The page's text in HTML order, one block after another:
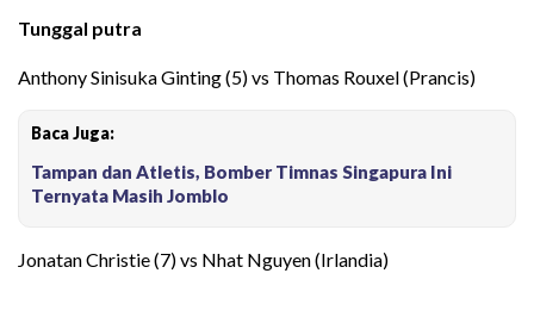
Tunggal putra
Anthony Sinisuka Ginting (5) vs Thomas Rouxel (Prancis)
Baca Juga:
Tampan dan Atletis, Bomber Timnas Singapura Ini
Ternyata Masih Jomblo
Jonatan Christie (7) vs Nhat Nguyen (Irlandia)